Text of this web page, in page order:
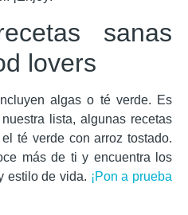
sanas
lovers
algas o té verde. Es
lista, algunas recetas
té verde con arroz tostado.
más de ti y encuentra los
estilo de vida. ¡Pon a prueba